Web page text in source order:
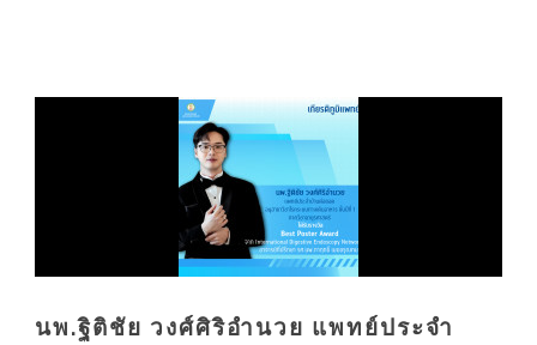
นพ.ฐิติชัย วงศ์ศิริอำนวย แพทย์ประจำ